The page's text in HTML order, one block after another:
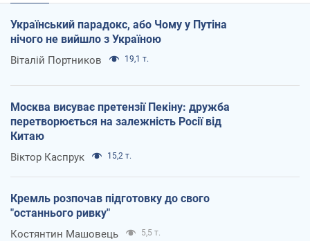
Український парадокс, або Чому у Путіна
нічого не вийшло з Україною
Віталій Портников 19,1 т.
Москва висуває претензії Пекіну: дружба
перетворюється на залежність Росії від
Китаю
Віктор Каспрук 15,2 т.
Кремль розпочав підготовку до свого
"останнього ривку"
Костянтин Машовець 5,5 т.